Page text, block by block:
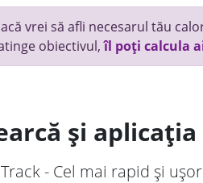
vrei să afli necesarul tău
obiectivul,îl poți calcula
și
- Cel mai rapid și